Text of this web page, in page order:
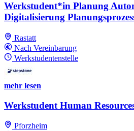
Werkstudent*in Planung
Digitalisierung
Rastatt
Nach Vereinbarung
Werkstudentenstelle
mehr lesen
Werkstudent Human
Pforzheim